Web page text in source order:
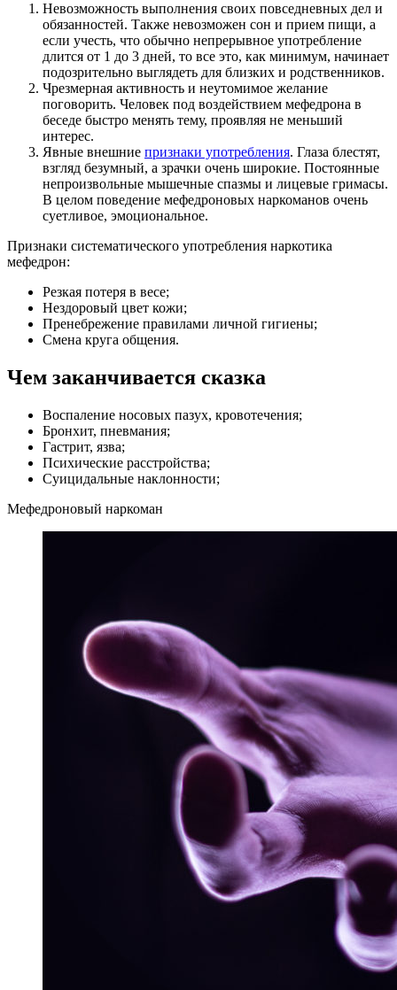
Невозможность выполнения своих повседневных дел и
обязанностей. Также невозможен сон и прием пищи, а
если учесть, что обычно непрерывное употребление
длится от 1 до 3 дней, то все это, как минимум, начинает
подозрительно выглядеть для близких и родственников.
Чрезмерная активность и неутомимое желание
поговорить. Человек под воздействием мефедрона в
беседе быстро менять тему, проявляя не меньший
интерес.
Явные внешние признаки употребления. Глаза блестят,
взгляд безумный, а зрачки очень широкие. Постоянные
непроизвольные мышечные спазмы и лицевые гримасы.
В целом поведение мефедроновых наркоманов очень
суетливое, эмоциональное.
Признаки систематического употребления наркотика
мефедрон:
Резкая потеря в весе;
Нездоровый цвет кожи;
Пренебрежение правилами личной гигиены;
Смена круга общения.
Чем заканчивается сказка
Воспаление носовых пазух, кровотечения;
Бронхит, пневмания;
Гастрит, язва;
Психические расстройства;
Суицидальные наклонности;
Мефедроновый наркоман